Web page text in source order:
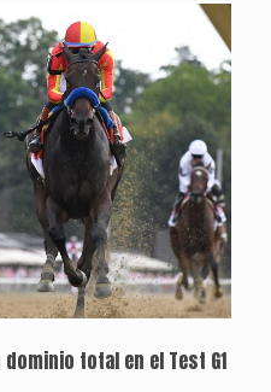
total en el Test G1